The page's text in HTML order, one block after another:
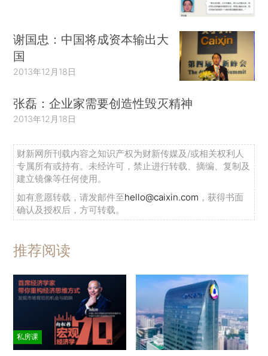
谢国忠：中国将成资本输出大
国
2013年12月18日
张磊：企业家需要创造性毁灭精神
2013年12月18日
财新网所刊载内容之知识产权为财新传媒及/或相关权利人
专属所有或持有。未经许可，禁止进行转载、摘编、复制及
建立镜像等任何使用。
如有意愿转载，请发邮件至hello@caixin.com ，获得书面
确认及授权后，方可转载。
推荐阅读
私房课